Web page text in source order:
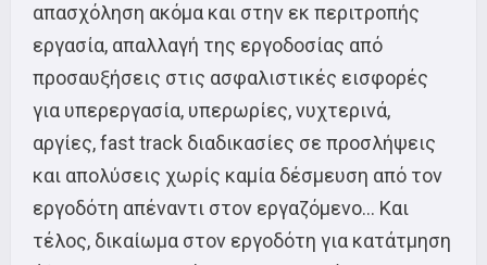
απασχόληση ακόμα και στην εκ περιτροπής
εργασία, απαλλαγή της εργοδοσίας από
προσαυξήσεις στις ασφαλιστικές εισφορές
για υπερεργασία, υπερωρίες, νυχτερινά,
αργίες, fast track διαδικασίες σε προσλήψεις
και απολύσεις χωρίς καμία δέσμευση από τον
εργοδότη απέναντι στον εργαζόμενο… Και
τέλος, δικαίωμα στον εργοδότη για κατάτμηση